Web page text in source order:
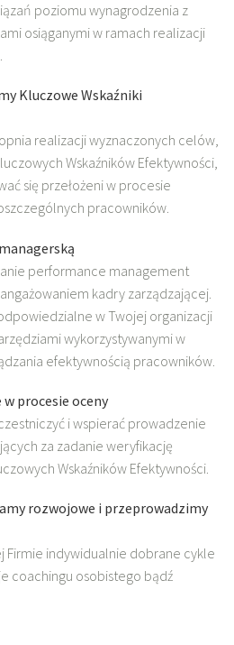
poziomu wynagrodzenia z
osiąganymi w ramach realizacji
Kluczowe Wskaźniki
realizacji wyznaczonych celów,
Wskaźników Efektywności,
się przełożeni w procesie
pracowników.
performance management
kadry zarządzającej.
w Twojej organizacji
wykorzystywanymi w
efektywnością pracowników.
procesie oceny
i wspierać prowadzenie
za zadanie weryfikację
Wskaźników Efektywności.
rozwojowe i przeprowadzimy
Firmie indywidualnie dobrane cykle
coachingu osobistego bądź